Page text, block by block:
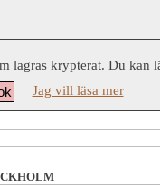
lagras krypterat. Du kan
Jag vill läsa mer